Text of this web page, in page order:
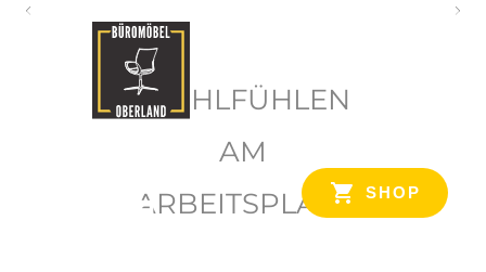
SHOP
WOHLFÜHLEN
AM
ARBEITSPLATZ